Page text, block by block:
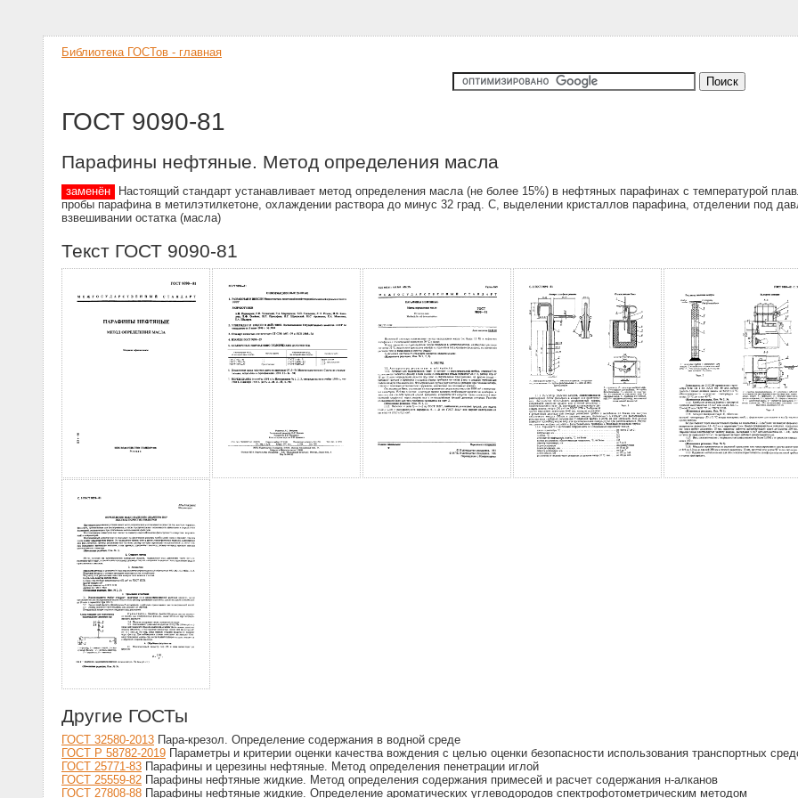
Библиотека ГОСТов - главная
ГОСТ 9090-81
Парафины нефтяные. Метод определения масла
заменён
Настоящий стандарт устанавливает метод определения масла (не более 15%) в нефтяных парафинах с температурой
пробы парафина в метилэтилкетоне, охлаждении раствора до минус 32 град. С, выделении кристаллов парафина, отделении под
взвешивании остатка (масла)
Текст ГОСТ 9090-81
Другие ГОСТы
ГОСТ 32580-2013 Пара-крезол. Определение содержания в водной среде
ГОСТ Р 58782-2019 Параметры и критерии оценки качества вождения с целью оценки безопасности использования транспортных
ГОСТ 25771-83 Парафины и церезины нефтяные. Метод определения пенетрации иглой
ГОСТ 25559-82 Парафины нефтяные жидкие. Метод определения содержания примесей и расчет содержания н-алканов
ГОСТ 27808-88 Парафины нефтяные жидкие. Определение ароматических углеводородов спектрофотометрическим методом